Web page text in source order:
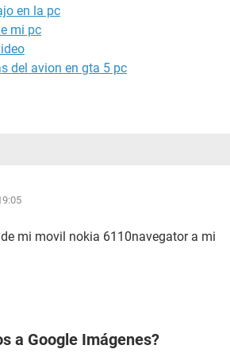
en la pc
mi pc
del avion en gta 5 pc
mi movil nokia 6110navegator a mi
a Google Imágenes?